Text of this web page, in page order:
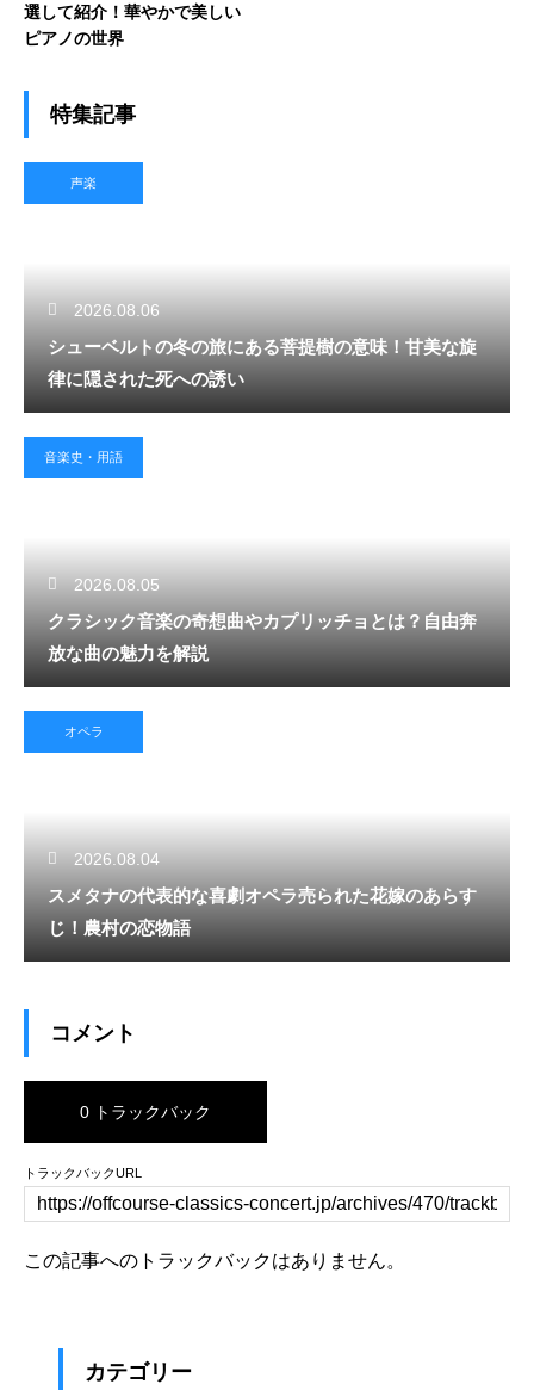
選して紹介！華やかで美しい
ピアノの世界
特集記事
声楽
2026.08.06
シューベルトの冬の旅にある菩提樹の意味！甘美な旋
律に隠された死への誘い
音楽史・用語
2026.08.05
クラシック音楽の奇想曲やカプリッチョとは？自由奔
放な曲の魅力を解説
オペラ
2026.08.04
スメタナの代表的な喜劇オペラ売られた花嫁のあらす
じ！農村の恋物語
コメント
0 トラックバック
トラックバックURL
この記事へのトラックバックはありません。
カテゴリー